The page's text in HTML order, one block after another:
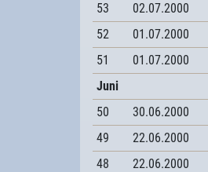
53
02.07.2000
52
01.07.2000
51
01.07.2000
Juni
50
30.06.2000
49
22.06.2000
48
22.06.2000